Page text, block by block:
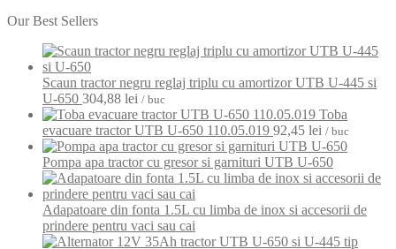
Our Best Sellers
Scaun tractor negru reglaj triplu cu amortizor UTB U-445 si
U-650 304,88 lei / buc
Toba
evacuare tractor UTB U-650 110.05.019 92,45 lei / buc
Pompa apa tractor cu gresor si garnituri UTB U-650
Adapatoare din fonta 1.5L cu limba de inox si accesorii de
prindere pentru vaci sau cai